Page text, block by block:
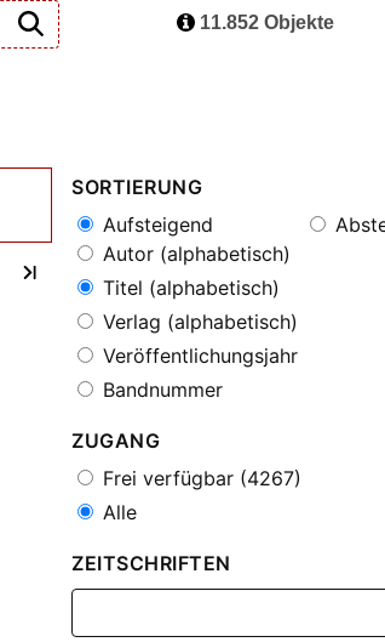
11.852 Objekte
SORTIERUNG
Aufsteigend
Autor (alphabetisch)
Titel (alphabetisch)
Verlag (alphabetisch)
Veröffentlichungsjahr
Bandnummer
ZUGANG
Frei verfügbar (4267)
Alle
ZEITSCHRIFTEN